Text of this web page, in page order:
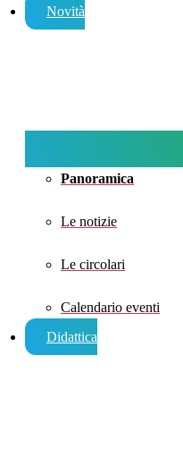
Novità
Panoramica
Le notizie
Le circolari
Calendario eventi
Didattica